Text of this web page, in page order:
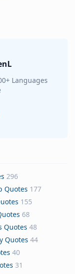
Languages
296
Quotes 177
155
68
Quotes 48
Quotes 44
40
31